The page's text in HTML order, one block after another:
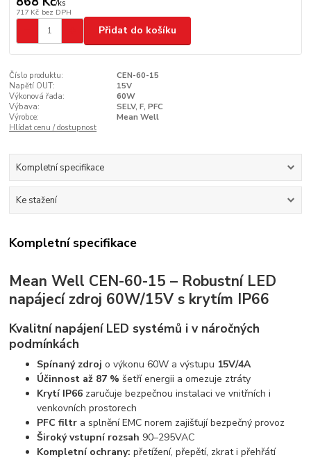
/ks
717 Kč bez DPH
Přidat do košíku
Číslo produktu:
CEN-60-15
Napětí OUT:
15V
Výkonová řada:
60W
Výbava:
SELV, F, PFC
Výrobce:
Mean Well
Hlídat cenu / dostupnost
Kompletní specifikace
Ke stažení
Kompletní specifikace
Mean Well CEN-60-15 – Robustní LED
napájecí zdroj 60W/15V s krytím IP66
Kvalitní napájení LED systémů i v náročných
podmínkách
Spínaný zdroj o výkonu 60W a výstupu 15V/4A
Účinnost až 87 % šetří energii a omezuje ztráty
Krytí IP66 zaručuje bezpečnou instalaci ve vnitřních i
venkovních prostorech
PFC filtr a splnění EMC norem zajišťují bezpečný provoz
Široký vstupní rozsah 90–295VAC
Kompletní ochrany: přetížení, přepětí, zkrat i přehřátí